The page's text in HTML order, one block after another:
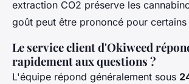
extraction CO2 préserve les
goût peut être prononcé pour certains
Le service client d'Okiweed
rapidement aux questions ?
L'équipe répond généralement sous